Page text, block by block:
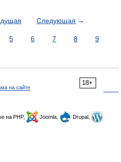
Следующая →
5 6 7 8
9
18+
на сайте
на PHP, Joomla,
Drupal,